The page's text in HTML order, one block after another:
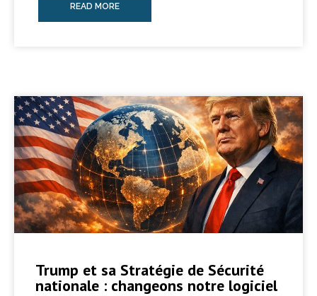
READ MORE
Trump et sa Stratégie de Sécurité
nationale : changeons notre logiciel